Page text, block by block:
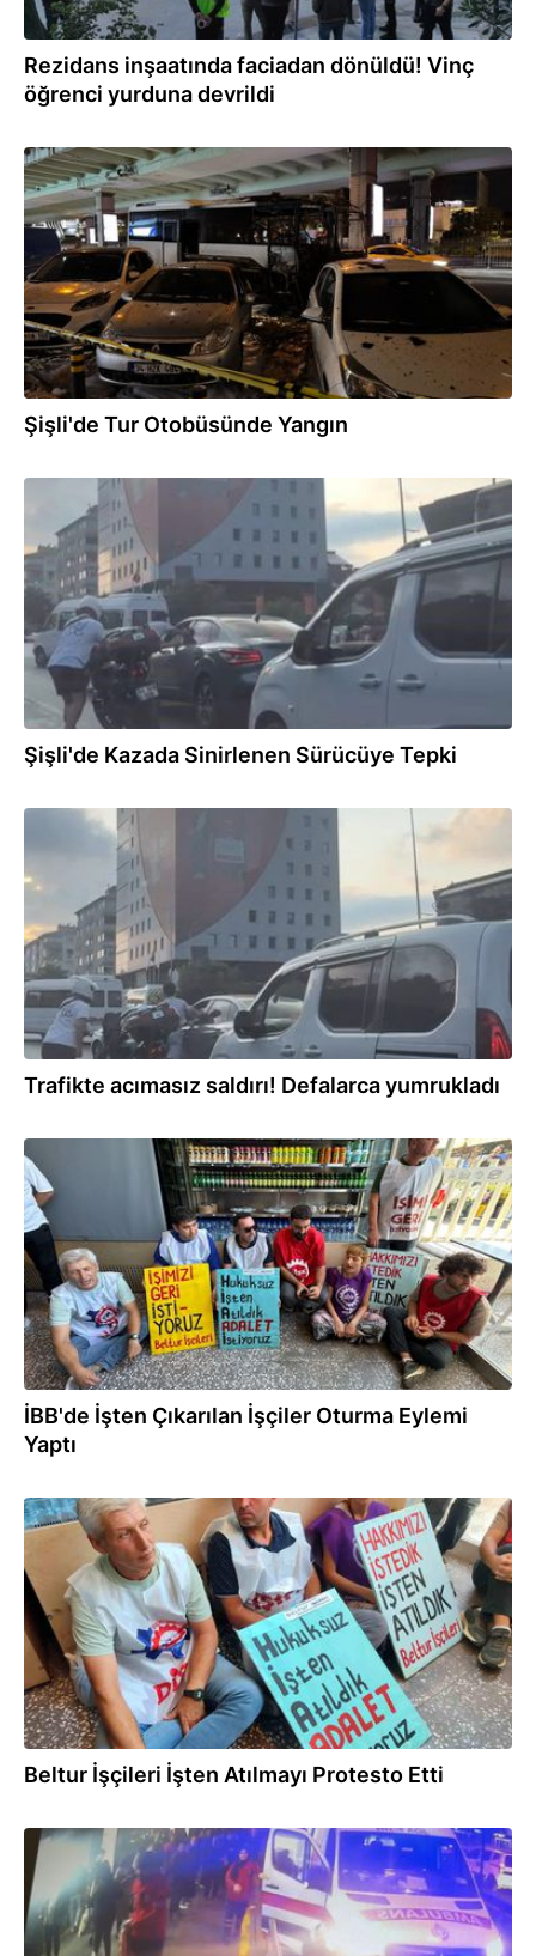
Rezidans inşaatında faciadan dönüldü! Vinç
öğrenci yurduna devrildi
09.09.2025
Şişli'de Tur Otobüsünde Yangın
07.08.2025
Şişli'de Kazada Sinirlenen Sürücüye Tepki
07.08.2025
Trafikte acımasız saldırı! Defalarca yumrukladı
İBB'de İşten Çıkarılan İşçiler Oturma Eylemi
Yaptı
26.07.2025
Beltur İşçileri İşten Atılmayı Protesto Etti
26.07.2025